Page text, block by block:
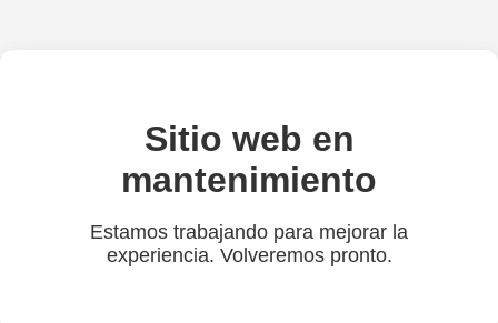
Sitio web en
mantenimiento
Estamos trabajando para mejorar la
experiencia. Volveremos pronto.